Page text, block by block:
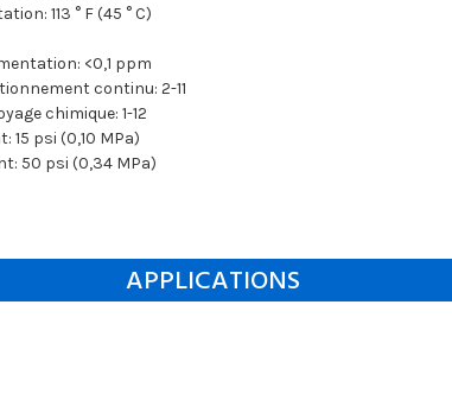
113 ° F (45 ° C)
<0,1 ppm
continu: 2-11
chimique: 1-12
15 psi (0,10 MPa)
50 psi (0,34 MPa)
APPLICATIONS